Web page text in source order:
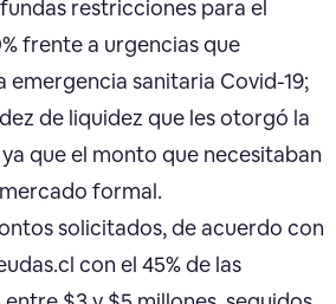
restricciones para el
frente a urgencias que
emergencia sanitaria Covid-19;
de liquidez que les otorgó la
que el monto que necesitaban
formal.
solicitados, de acuerdo con
con el 45% de las